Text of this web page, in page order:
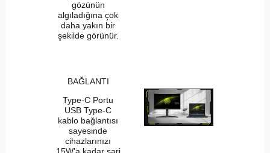
gözünün
algıladığına çok
daha yakın bir
şekilde görünür.
BAĞLANTI
Type-C Portu
USB Type-C
kablo bağlantısı
sayesinde
cihazlarınızı
15W’a kadar şarj